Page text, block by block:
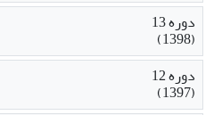
دوره 13
(1398)
دوره 12
(1397)